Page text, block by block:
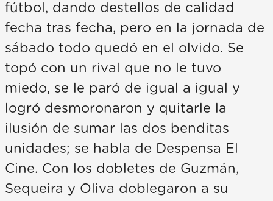
fútbol, dando destellos de calidad
fecha tras fecha, pero en la jornada de
sábado todo quedó en el olvido. Se
topó con un rival que no le tuvo
miedo, se le paró de igual a igual y
logró desmoronaron y quitarle la
ilusión de sumar las dos benditas
unidades; se habla de Despensa El
Cine. Con los dobletes de Guzmán,
Sequeira y Oliva doblegaron a su